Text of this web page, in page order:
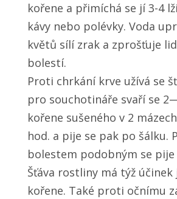
kořene a přimíchá se jí 3-4
kávy nebo polévky. Voda
květů sílí zrak a zprošťuje
bolestí.
Proti chrkání krve užívá se
pro souchotináře svaří se
kořene sušeného v 2
hod. a pije se pak po šálku.
bolestem podobným se
Šťáva rostliny má týž účinek
kořene. Také proti očnímu